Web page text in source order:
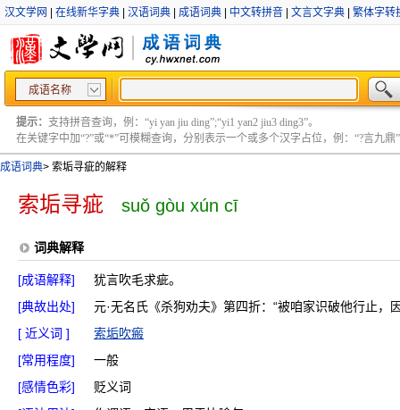
汉文学网 在线新华字典 汉语词典 成语词典 中文转拼音 文言文字典 繁体字转
成语名称
提示： 支持拼音查询，例：“yi yan jiu ding”;“yi1 yan2 jiu3 ding3”。
在关键字中加“?”或“*”可模糊查询，分别表示一个或多个汉字占位，例：“?言九鼎”
成语词典> 索垢寻疵的解释
索垢寻疵 suǒ gòu xún cī
词典解释
[成语解释]
犹言吹毛求疵。
[典故出处]
元·无名氏《杀狗劝夫》第四折：“被咱家识破他行止，
[ 近义词 ]
索垢吹瘢
[常用程度]
一般
[感情色彩]
贬义词